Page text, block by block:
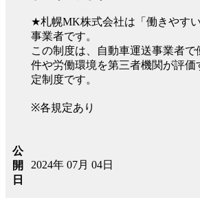
★札幌MK株式会社は「働きやす
事業者です。
この制度は、自動車運送事業者
件や労働環境を第三者機関が評価
定制度です。
※各規定あり
公
開
日
2024年 07月 04日